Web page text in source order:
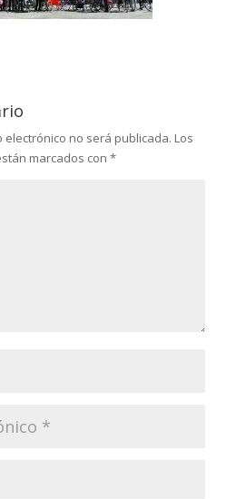
electrónico no será publicada. Los
marcados con *